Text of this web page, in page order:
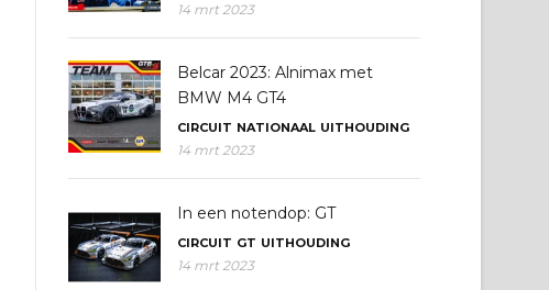
14 mrt 2023
Belcar 2023: Alnimax met
BMW M4 GT4
CIRCUIT NATIONAAL UITHOUDING
14 mrt 2023
In een notendop: GT
CIRCUIT GT UITHOUDING
14 mrt 2023